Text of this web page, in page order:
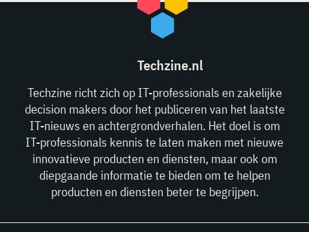
Techzine.nl
Techzine richt zich op IT-professionals en zakelijke
decision makers door het publiceren van het laatste
IT-nieuws en achtergrondverhalen. Het doel is om
IT-professionals kennis te laten maken met nieuwe
innovatieve producten en diensten, maar ook om
diepgaande informatie te bieden om te helpen
producten en diensten beter te begrijpen.